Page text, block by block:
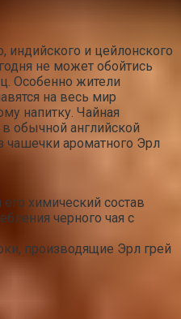
индийского и цейлонского
не может обойтись
Особенно жители
на весь мир
напитку. Чайная
обычной английской
чашечки ароматного Эрл
химический состав
черного чая с
производящие Эрл грей